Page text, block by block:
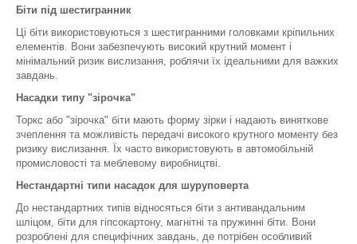
Біти під шестигранник
Ці біти використовуються з шестигранними головками кріпильних
елементів. Вони забезпечують високий крутний момент і
мінімальний ризик вислизання, роблячи їх ідеальними для важких
завдань.
Насадки типу "зірочка"
Торкс або "зірочка" біти мають форму зірки і надають виняткове
зчеплення та можливість передачі високого крутного моменту без
ризику вислизання. Їх часто використовують в автомобільній
промисловості та меблевому виробництві.
Нестандартні типи насадок для шуруповерта
До нестандартних типів відносяться біти з антивандальним
шліцом, біти для гіпсокартону, магнітні та пружинні біти. Вони
розроблені для специфічних завдань, де потрібен особливий